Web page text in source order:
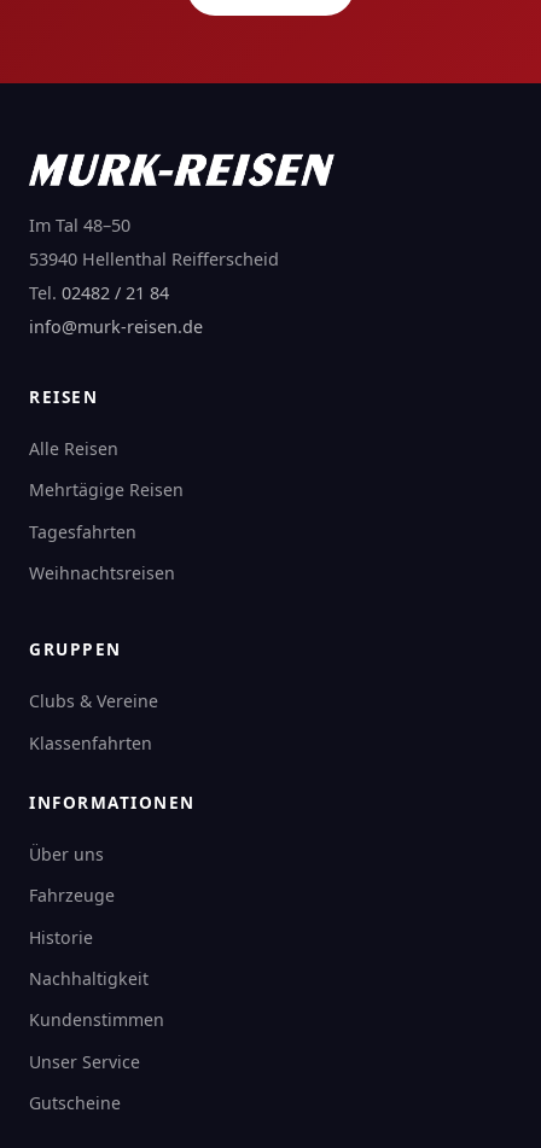
Im Tal 48–50
53940 Hellenthal Reifferscheid
Tel. 02482 / 21 84
info@murk-reisen.de
REISEN
Alle Reisen
Mehrtägige Reisen
Tagesfahrten
Weihnachtsreisen
GRUPPEN
Clubs & Vereine
Klassenfahrten
INFORMATIONEN
Über uns
Fahrzeuge
Historie
Nachhaltigkeit
Kundenstimmen
Unser Service
Gutscheine